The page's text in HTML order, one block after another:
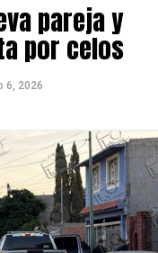
un
colonia Álvaro
con las
ocurrido el
y el 1 de agosto.
diversos
, los cuales
e integración a
pareja y
por celos
6, 2026